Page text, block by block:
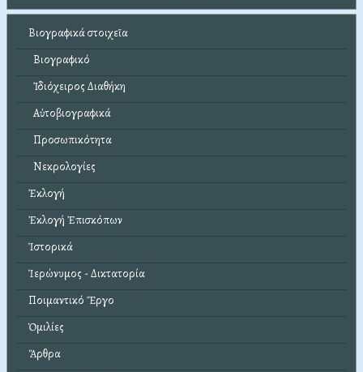
Βιογραφικά στοιχεῖα
Βιογραφικό
Ἰδιόχειρος Διαθήκη
Αὐτοβιογραφικά
Προσωπικότητα
Νεκρολογίες
Ἐκλογή
Ἐκλογή Ἐπισκόπων
Ἱστορικά
Ἱερώνυμος - Δικτατορία
Ποιμαντικό Ἔργο
Ὁμιλίες
Ἄρθρα